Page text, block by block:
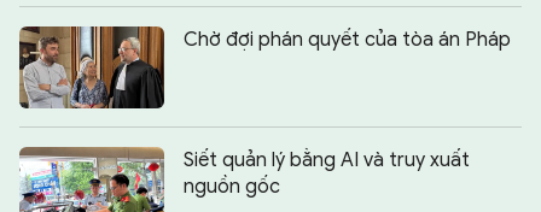
Chờ đợi phán quyết của tòa án Pháp
Siết quản lý bằng AI và truy xuất
nguồn gốc